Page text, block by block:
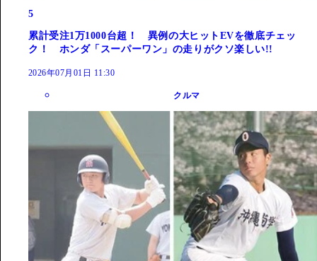
5
累計受注1万1000台超！ 異例の大ヒットEVを徹底チェッ
ク！ ホンダ「スーパーワン」の走りがクソ楽しい!!
2026年07月01日 11:30
クルマ